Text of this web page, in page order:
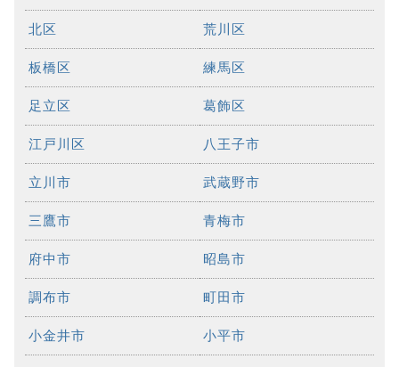
北区 荒川区
板橋区 練馬区
足立区 葛飾区
江戸川区 八王子市
立川市 武蔵野市
三鷹市 青梅市
府中市 昭島市
調布市 町田市
小金井市 小平市